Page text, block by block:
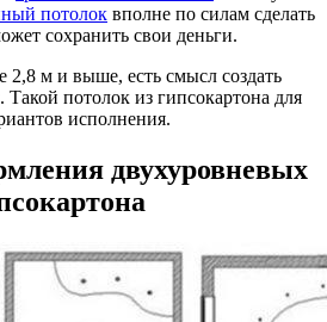
потолок вполне по силам сделать
сохранить свои деньги.
2,8 м и выше, есть смысл создать
потолок из гипсокартона для
исполнения.
двухуровневых